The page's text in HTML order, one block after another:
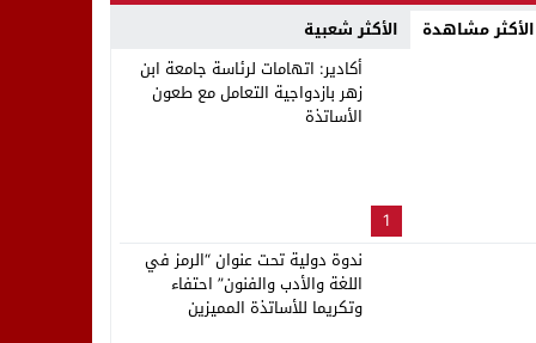
13
بنزاهة النهائي
الأكثر مشاهدة الأكثر شعبية
1
أكادير: اتهامات لرئاسة جامعة ابن
زهر بازدواجية التعامل مع طعون
الأساتذة
ندوة دولية تحت عنوان “الرمز في
اللغة والأدب والفنون” احتفاء
وتكريما للأساتذة المميزين